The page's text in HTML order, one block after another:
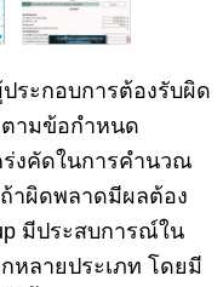
ระกอบการต้องรับผิด
ามข้อกำหนด
ร่งคัดในการคำนวณ
าผิดพลาดมีผลต้อง
มีประสบการณ์ใน
หลายประเภท โดยมี